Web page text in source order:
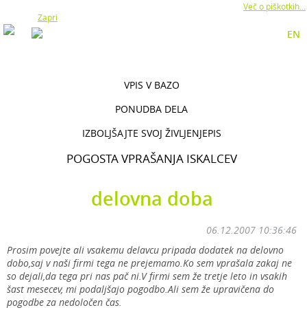
Več o piškotkih...
Zapri
EN
VPIS V BAZO
PONUDBA DELA
IZBOLJŠAJTE SVOJ ŽIVLJENJEPIS
POGOSTA VPRAŠANJA ISKALCEV
delovna doba
06.12.2007 10:36:46
Prosim povejte ali vsakemu delavcu pripada dodatek na delovno
dobo,saj v naši firmi tega ne prejemamo.Ko sem vprašala zakaj ne
so dejali,da tega pri nas pač ni.V firmi sem že tretje leto in vsakih
šast mesecev, mi podaljšajo pogodbo.Ali sem že upravičena do
pogodbe za nedoločen čas.